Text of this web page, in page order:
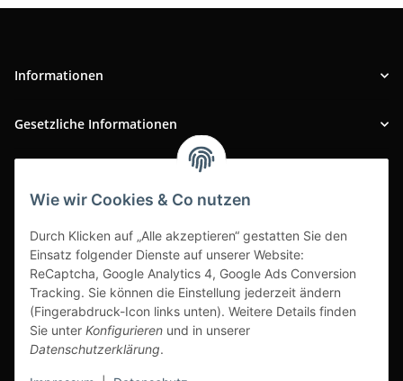
Wie wir Cookies & Co nutzen
Durch Klicken auf „Alle akzeptieren“ gestatten Sie den
Einsatz folgender Dienste auf unserer Website:
ReCaptcha, Google Analytics 4, Google Ads Conversion
Tracking. Sie können die Einstellung jederzeit ändern
(Fingerabdruck-Icon links unten). Weitere Details finden
Sie unter Konfigurieren und in unserer
Datenschutzerklärung.
Informationen
Gesetzliche Informationen